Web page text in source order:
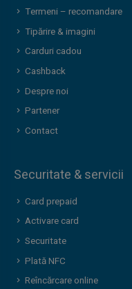
Termeni – recomandare
Tipărire & imagini
Carduri cadou
Cashback
Despre noi
Partener
Contact
Securitate & servicii
Card prepaid
Activare card
Securitate
Plată NFC
Reîncărcare online